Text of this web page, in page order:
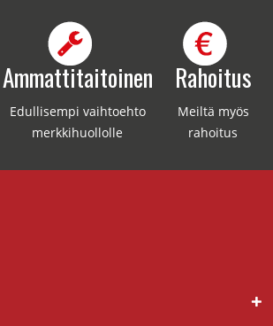
Ammattitaitoinen
Edullisempi vaihtoehto
merkkihuollolle
Rahoitus
Meiltä myös
rahoitus